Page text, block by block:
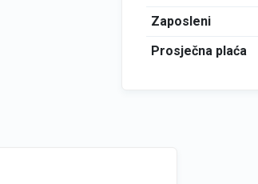
Zaposleni
Prosječna plaća